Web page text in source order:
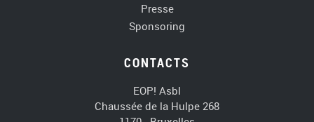
Presse
Sponsoring
CONTACTS
EOP! Asbl
Chaussée de la Hulpe 268